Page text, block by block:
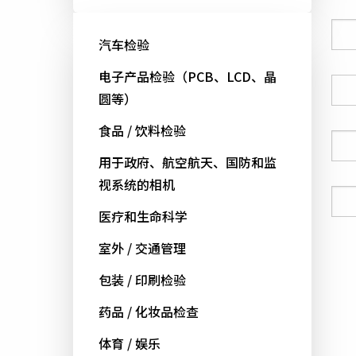
汽车检验
电子产品检验（PCB、LCD、晶
圆等）
食品 / 饮料检验
用于政府、航空航天、国防和监
视系统的相机
医疗和生命科学
室外 / 交通管理
包装 / 印刷检验
药品 / 化妆品检查
体育 / 娱乐
国家